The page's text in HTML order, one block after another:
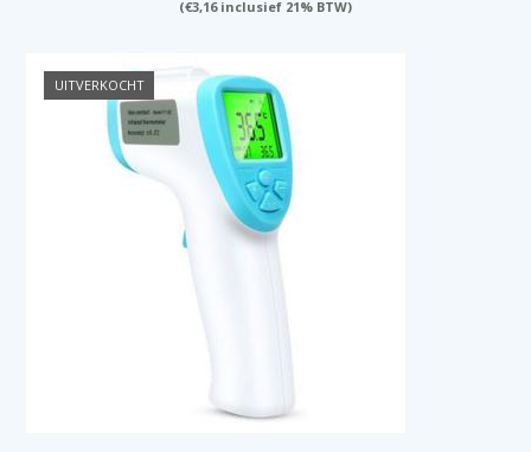
(€3,16inclusief 21% BTW)
UITVERKOCHT